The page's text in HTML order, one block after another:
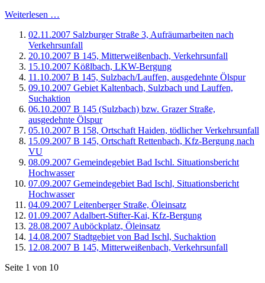
Weiterlesen …
02.11.2007 Salzburger Straße 3, Aufräumarbeiten nach
Verkehrsunfall
20.10.2007 B 145, Mitterweißenbach, Verkehrsunfall
15.10.2007 Kößlbach, LKW-Bergung
11.10.2007 B 145, Sulzbach/Lauffen, ausgedehnte Ölspur
09.10.2007 Gebiet Kaltenbach, Sulzbach und Lauffen,
Suchaktion
06.10.2007 B 145 (Sulzbach) bzw. Grazer Straße,
ausgedehnte Ölspur
05.10.2007 B 158, Ortschaft Haiden, tödlicher Verkehrsunfall
15.09.2007 B 145, Ortschaft Rettenbach, Kfz-Bergung nach
VU
08.09.2007 Gemeindegebiet Bad Ischl. Situationsbericht
Hochwasser
07.09.2007 Gemeindegebiet Bad Ischl, Situationsbericht
Hochwasser
04.09.2007 Leitenberger Straße, Öleinsatz
01.09.2007 Adalbert-Stifter-Kai, Kfz-Bergung
28.08.2007 Auböckplatz, Öleinsatz
14.08.2007 Stadtgebiet von Bad Ischl, Suchaktion
12.08.2007 B 145, Mitterweißenbach, Verkehrsunfall
Seite 1 von 10